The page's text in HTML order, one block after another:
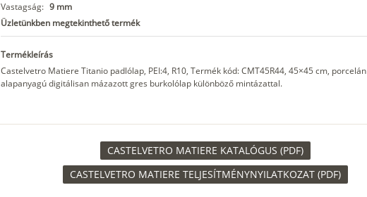
Vastagság: 9 mm
Üzletünkben megtekinthető termék
Termékleírás
Castelvetro Matiere Titanio padlólap, PEI:4, R10, Termék kód: CMT45R44, 45×45 cm, porcelán
alapanyagú digitálisan mázazott gres burkolólap különböző mintázattal.
CASTELVETRO MATIERE KATALÓGUS (PDF)
CASTELVETRO MATIERE TELJESÍTMÉNYNYILATKOZAT (PDF)